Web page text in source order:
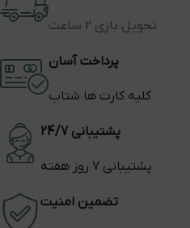
تحویل بازی 2 ساعت
پرداخت آسان
کلیه کارت ها شتاب
پشتیبانی 24/7
پشتیبانی 7 روز هفته
تضمین امنیت